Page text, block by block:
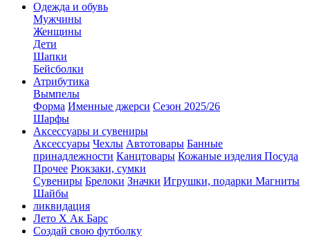
Одежда и обувь
Мужчины
Женщины
Дети
Шапки
Бейсболки
Атрибутика
Вымпелы
Форма Именные джерси Сезон 2025/26
Шарфы
Аксессуары и сувениры
Аксессуары Чехлы Автотовары Банные
принадлежности Канцтовары Кожаные изделия Посуда
Прочее Рюкзаки, сумки
Сувениры Брелоки Значки Игрушки, подарки Магниты
Шайбы
ликвидация
Лето Х Ак Барс
Создай свою футболку